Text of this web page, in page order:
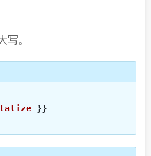
写。
}}